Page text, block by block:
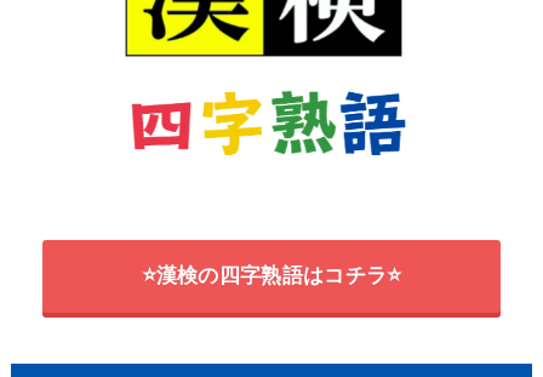
⭐漢検の四字熟語はコチラ⭐